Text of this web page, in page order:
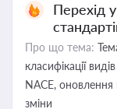
Перехід
Про що тема:
класифікації
NACE, оновлення
зміни